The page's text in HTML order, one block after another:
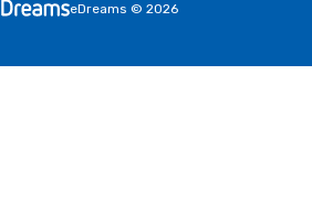
eDreams © 2026